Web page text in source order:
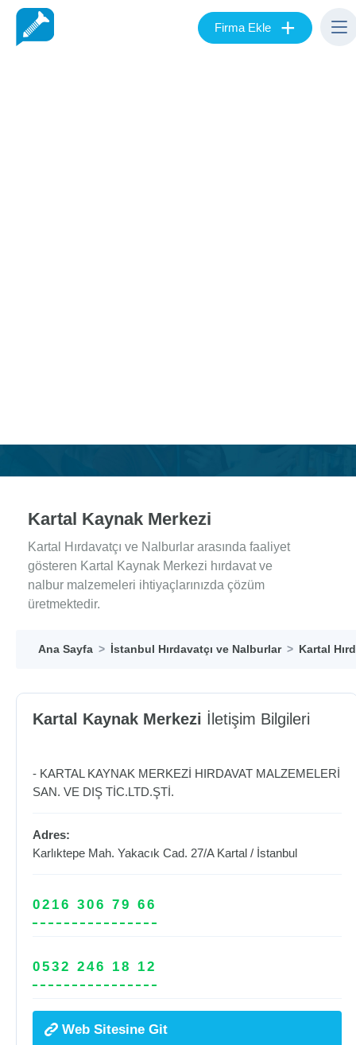
Firma Ekle +
Kartal Kaynak Merkezi
Kartal Hırdavatçı ve Nalburlar arasında faaliyet
gösteren Kartal Kaynak Merkezi hırdavat ve
nalbur malzemeleri ihtiyaçlarınızda çözüm
üretmektedir.
Ana Sayfa İstanbul Hırdavatçı ve Nalburlar Kartal
Kartal Kaynak Merkezi İletişim Bilgileri
- KARTAL KAYNAK MERKEZİ HIRDAVAT MALZEMELERİ
SAN. VE DIŞ TİC.LTD.ŞTİ.
Adres:
Karlıktepe Mah. Yakacık Cad. 27/A Kartal / İstanbul
0216 306 79 66
0532 246 18 12
Web Sitesine Git